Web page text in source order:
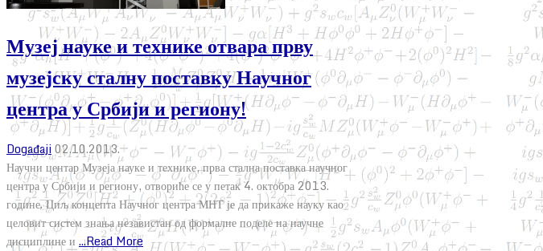
Музеј науке и технике отвара прву
музејску сталну поставку Научног
центра у Србији и региону!
Događaji 02.10.2013.
Научни центар Музеја науке и технике, прва стална поставка научног
центра у Србији и региону, отвориће се у петак 4. октобра 2013.
године. Циљ концепта Научног центра МНТ је да прикаже науку као
целовит систем знања независтан од формалне поделе на научне
дисциплине и ...Read More